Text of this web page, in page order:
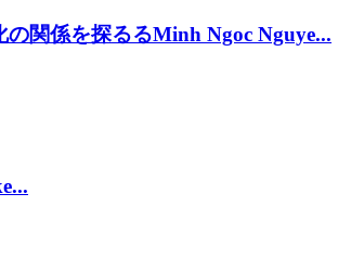
関係を探るるMinh Ngoc Nguye...